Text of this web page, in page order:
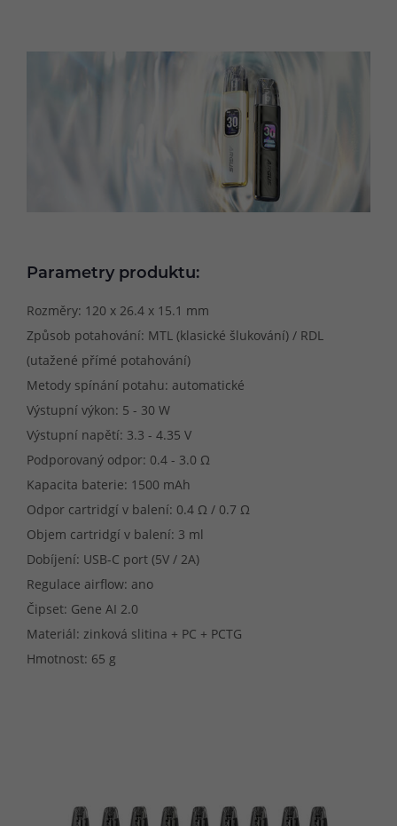
Parametry produktu:
Rozměry: 120 x 26.4 x 15.1 mm
Způsob potahování: MTL (klasické šlukování) / RDL
(utažené přímé potahování)
Metody spínání potahu: automatické
Výstupní výkon: 5 - 30 W
Výstupní napětí: 3.3 - 4.35 V
Podporovaný odpor: 0.4 - 3.0 Ω
Kapacita baterie: 1500 mAh
Odpor cartridgí v balení: 0.4 Ω / 0.7 Ω
Objem cartridgí v balení: 3 ml
Dobíjení: USB-C port (5V / 2A)
Regulace airflow: ano
Čipset: Gene AI 2.0
Materiál: zinková slitina + PC + PCTG
Hmotnost: 65 g